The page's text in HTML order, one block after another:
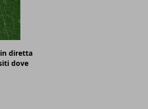
diretta
dove